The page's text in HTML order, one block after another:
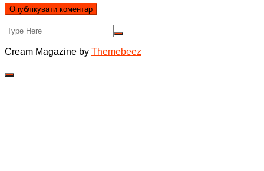
Cream Magazine by Themebeez